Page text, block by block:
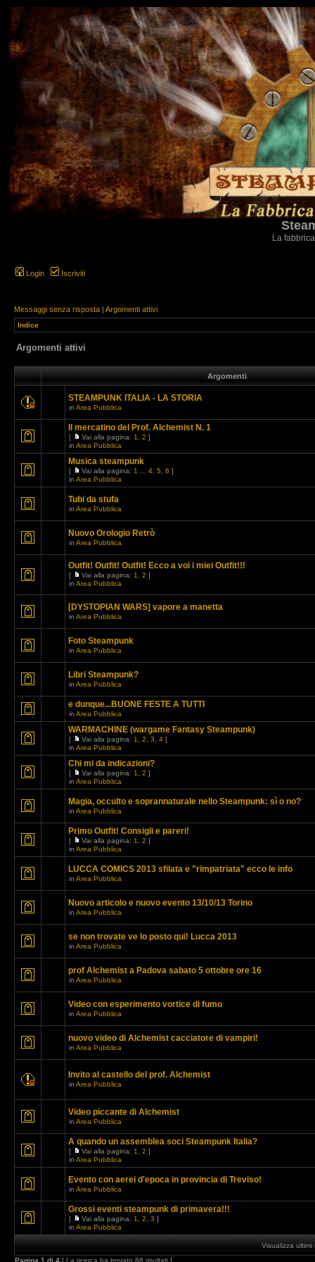
La
Login Iscriviti
Messaggi senza risposta | Argomenti attivi
Indice
Argomenti attivi
Argomenti
STEAMPUNK ITALIA - LA STORIA
in Area Pubblica
Il mercatino del Prof. Alchemist N. 1
[ Vai alla pagina: 1 2 ]
in Area Pubblica
Musica steampunk
[ Vai alla pagina: 1 4 5 6 ]
in Area Pubblica
Tubi da stufa
in Area Pubblica
Nuovo Orologio Retrò
in Area Pubblica
Outfit! Outfit! Outfit! Ecco a voi i miei Outfit!!!
[ Vai alla pagina: 1 2 ]
in Area Pubblica
[DYSTOPIAN WARS] vapore a manetta
in Area Pubblica
Foto Steampunk
in Area Pubblica
Libri Steampunk?
in Area Pubblica
e dunque...BUONE FESTE A TUTTI
in Area Pubblica
WARMACHINE (wargame Fantasy Steampunk)
[ Vai alla pagina: 1 2 3 4 ]
in Area Pubblica
Chi mi da indicazioni?
[ Vai alla pagina: 1 2 ]
in Area Pubblica
Magia, occulto e soprannaturale nello Steampunk: sì o no?
in Area Pubblica
Primo Outfit! Consigli e pareri!
[ Vai alla pagina: 1 2 ]
in Area Pubblica
LUCCA COMICS 2013 sfilata e "rimpatriata" ecco le info
in Area Pubblica
Nuovo articolo e nuovo evento 13/10/13 Torino
in Area Pubblica
se non trovate ve lo posto qui! Lucca 2013
in Area Pubblica
prof Alchemist a Padova sabato 5 ottobre ore 16
in Area Pubblica
Video con esperimento vortice di fumo
in Area Pubblica
nuovo video di Alchemist cacciatore di vampiri!
in Area Pubblica
Invito al castello del prof. Alchemist
in Area Pubblica
Video piccante di Alchemist
in Area Pubblica
A quando un assemblea soci Steampunk Italia?
[ Vai alla pagina: 1 2 ]
in Area Pubblica
Evento con aerei d'epoca in provincia di Treviso!
in Area Pubblica
Grossi eventi steampunk di primavera!!!
[ Vai alla pagina: 1 2 3 ]
in Area Pubblica
Visualizza ultimi
Pagina 1 di 4 [ La ricerca ha trovato 88 risultati ]